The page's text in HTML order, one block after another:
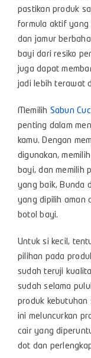
pastikan produk
formula aktif
dan jamur
bayi dari resiko
juga dapat
jadi lebih terawat
Memilih Sabun
penting dalam
kamu. Dengan
digunakan,
bayi, dan memilih
yang baik, Bunda
yang dipilih aman
botol bayi.
Untuk si kecil,
pilihan pada
sudah teruji
sudah selama
produk kebutuhan
ini meluncurkan
cair yang
dot dan